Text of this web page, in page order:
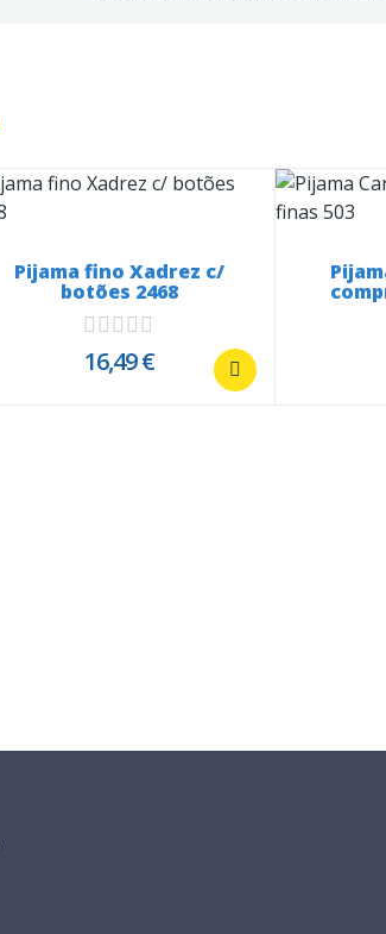
Pijama fino Xadrez c/
botões 2468
16,49 €